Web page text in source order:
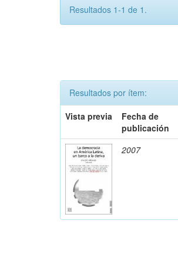
Resultados 1-1 de 1.
Resultados por ítem:
Vista previa
Fecha de
publicación
2007